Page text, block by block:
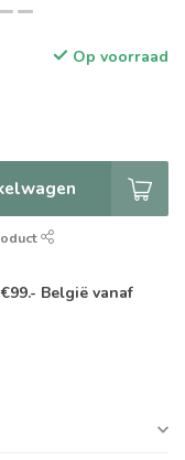
Op voorraad
België vanaf